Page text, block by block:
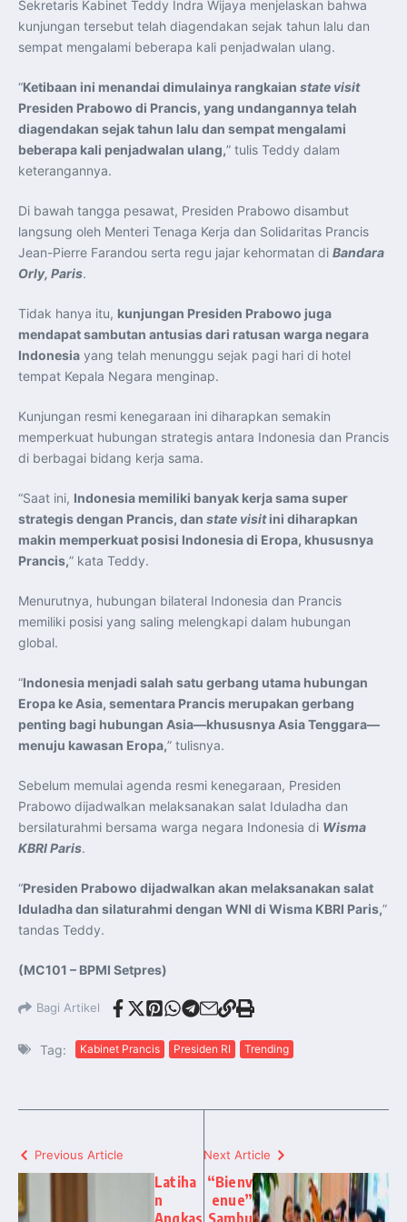
Indonesia Dorong ASEAN dan Uni Eropa Perkuat
Stabilitas Global melalui Kemitraan Strategis
Menlu RI Dorong Kemitraan Ekonomi ASEAN–Korea
Selatan untuk Perkuat Ketahanan Kawasan
Kemitraan ASEAN–Kanada Perkuat Ketahanan Ekonomi,
ASEAN dan India Perkuat Ketahanan Kawasan lewat
Kerja Sama Maritim, Ekonomi, dan Kesehatan
BI Pertahankan BI-Rate 5,75 Persen untuk Jaga
Stabilitas dan Dukung Pertumbuhan Ekonomi
Kepala BGN Sudaryono Tegaskan Komitmen Perkuat
Transparansi dan Akuntabilitas Program Makan Bergizi
Gratis
Presiden Prabowo Resmi Lantik Sudaryono sebagai
Badan Gizi Nasional
Presiden Prabowo Tekankan Integritas dan Loyalitas
sebagai Pedoman Utama Perwira TNI-Polri
Presiden Prabowo Lantik 1.177 Perwira Remaja TNI-Polri
Penerbang T-50i Golden Eagle TNI AU Ikuti Latihan
DBFM dalam Pitch Black 2026 di Australia
Sekretaris Kabinet Teddy Indra Wijaya menjelaskan bahwa
kunjungan tersebut telah diagendakan sejak tahun lalu dan
sempat mengalami beberapa kali penjadwalan ulang.
“Ketibaan ini menandai dimulainya rangkaian state visit
Presiden Prabowo di Prancis, yang undangannya telah
diagendakan sejak tahun lalu dan sempat mengalami
beberapa kali penjadwalan ulang,” tulis Teddy dalam
keterangannya.
Di bawah tangga pesawat, Presiden Prabowo disambut
langsung oleh Menteri Tenaga Kerja dan Solidaritas Prancis
Jean-Pierre Farandou serta regu jajar kehormatan di Bandara
Orly, Paris.
Tidak hanya itu, kunjungan Presiden Prabowo juga
mendapat sambutan antusias dari ratusan warga negara
Indonesia yang telah menunggu sejak pagi hari di hotel
tempat Kepala Negara menginap.
Kunjungan resmi kenegaraan ini diharapkan semakin
memperkuat hubungan strategis antara Indonesia dan Prancis
di berbagai bidang kerja sama.
“Saat ini, Indonesia memiliki banyak kerja sama super
strategis dengan Prancis, dan state visitini diharapkan
makin memperkuat posisi Indonesia di Eropa, khususnya
Prancis,” kata Teddy.
Menurutnya, hubungan bilateral Indonesia dan Prancis
memiliki posisi yang saling melengkapi dalam hubungan
global.
“Indonesia menjadi salah satu gerbang utama hubungan
Eropa ke Asia, sementara Prancis merupakan gerbang
penting bagi hubungan Asia—khususnya Asia Tenggara—
menuju kawasan Eropa,” tulisnya.
Sebelum memulai agenda resmi kenegaraan, Presiden
Prabowo dijadwalkan melaksanakan salat Iduladha dan
bersilaturahmi bersama warga negara Indonesia di Wisma
KBRI Paris.
“Presiden Prabowo dijadwalkan akan melaksanakan salat
Iduladha dan silaturahmi dengan WNI di Wisma KBRI Paris,”
tandas Teddy.
(MC101 – BPMI Setpres)
Bagi Artikel
Tag: Kabinet Prancis Presiden RI Trending
Previous Article
Latiha
n
Angkas
Next Article
“Bienv
enue”
Sambu